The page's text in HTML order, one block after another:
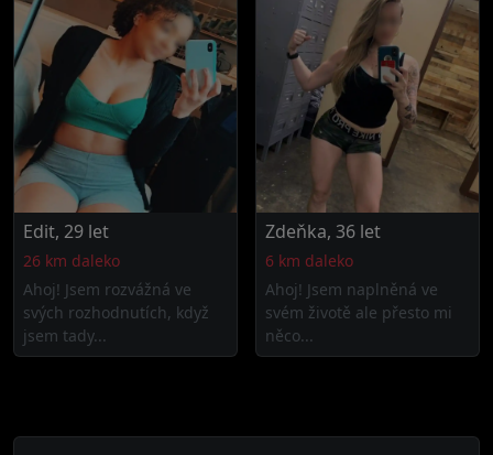
Edit, 29 let
26 km daleko
Ahoj! Jsem rozvážná ve
svých rozhodnutích, když
jsem tady...
Zdeňka, 36 let
6 km daleko
Ahoj! Jsem naplněná ve
svém životě ale přesto mi
něco...